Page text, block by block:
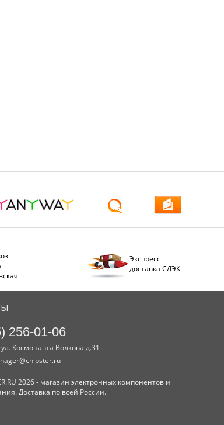
Экспресс
доставка СДЭК
256-01-06
Космонавта Волкова д.31
2026 - магазин электронных компонентов и
Доставка по всей России.